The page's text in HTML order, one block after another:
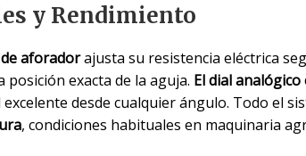
y Rendimiento
aforadorajusta su resistencia eléctrica
posición exacta de la aguja. El dial analógico
excelente desde cualquier ángulo. Todo el
, condiciones habituales en maquinaria